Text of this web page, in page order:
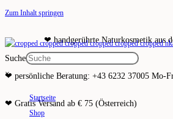
Zum Inhalt springen
❤ handgerührte Naturkosmetik aus
❤ persönliche Beratung: +43 6232 37005 Mo-
❤ Gratis Versand ab € 75 (Österreich)
Suche
×
Startseite
Shop